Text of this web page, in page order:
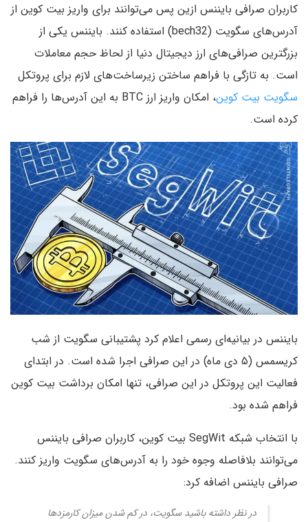
کاربران صرافی بایننس ازین پس می‌توانند برای واریز بیت کوین از
آدرس‌های سگویت (bech32) استفاده کنند. بایننس یکی از
بزرگترین صرافی‌های ارز دیجیتال دنیا از لحاظ حجم معاملات
است. به تازگی با فراهم ساختن زیرساخت‌های لازم برای پروتکل
سگویت بیت کوین
، امکان واریز ارز BTC به این آدرس‌ها را فراهم
کرده است.
بایننس در بیانیه‌ای رسمی اعلام کرد پشتیبانی سگویت از شب
کریسمس (۵ دی ماه) در این صرافی اجرا شده است. در ابتدای
فعالیت این پروتکل در این صرافی، تنها امکان برداشت بیت کوین
فراهم شده بود.
با انتخاب شبکه SegWit بیت کوین، کاربران صرافی بایننس
می‌توانند بلافاصله وجوه خود را به آدرس‌های سگویت واریز کنند.
صرافی بایننس اضافه کرد:
در نظر داشته باشید سگویت، در کم شدن میزان کارمزدها